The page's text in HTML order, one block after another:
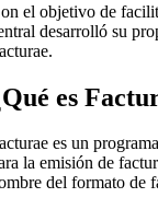
el objetivo de
desarrolló su
es
es un
la emisión de
del formato de